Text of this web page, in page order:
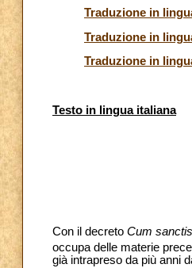
Traduzione in
Traduzione in
Traduzione in
Testo in lingua italiana
Con il decreto Cum
occupa delle materie
già intrapreso da più anni